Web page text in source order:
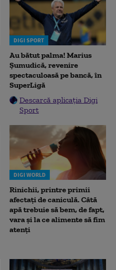
DIGI SPORT
Au bătut palma! Marius
Șumudică, revenire
spectaculoasă pe bancă, în
SuperLigă
Descarcă aplicația Digi
Sport
DIGI WORLD
Rinichii, printre primii
afectați de caniculă. Câtă
apă trebuie să bem, de fapt,
vara și la ce alimente să fim
atenți